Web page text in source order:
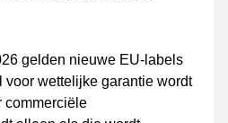
gelden nieuwe EU-labels
voor wettelijke garantie wordt
commerciële